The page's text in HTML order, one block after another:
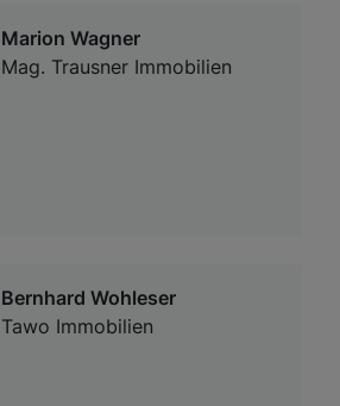
Marion Wagner
Mag. Trausner Immobilien
Bernhard Wohleser
Tawo Immobilien